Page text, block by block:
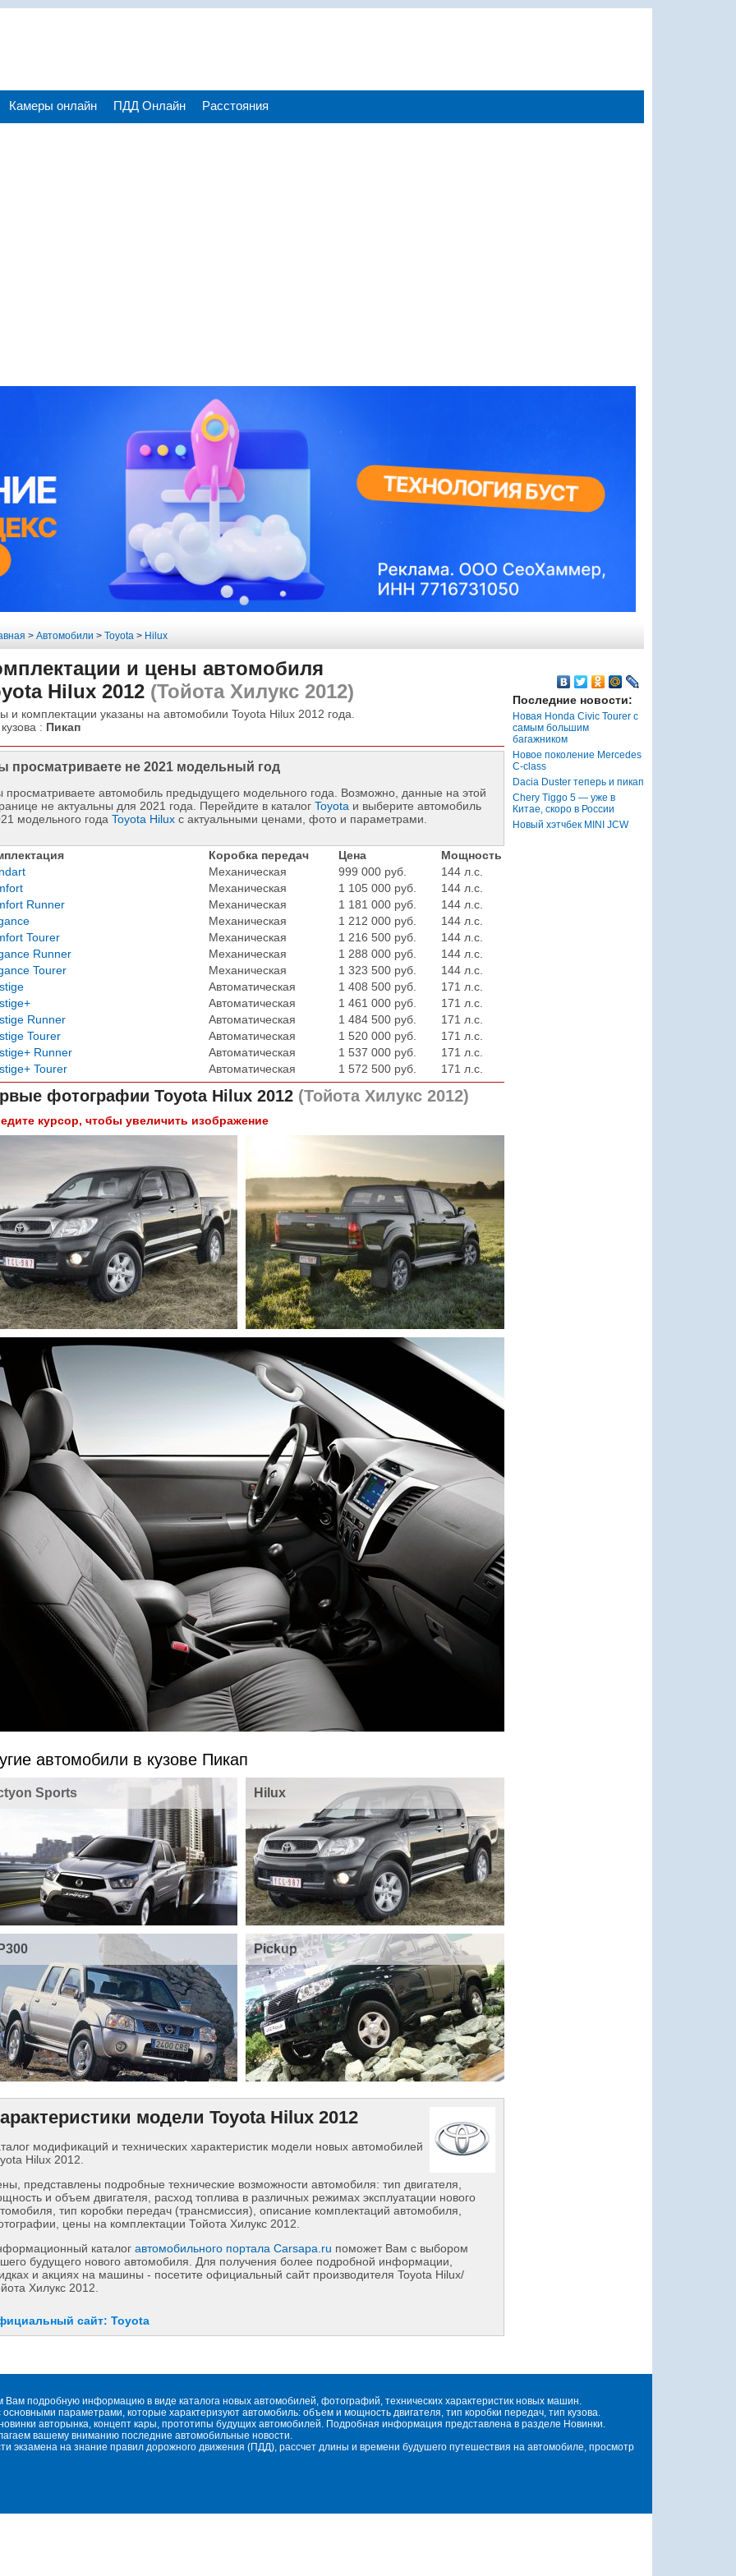
Камеры онлайн ПДД Онлайн Расстояния
> Автомобили > Toyota> Hilux
и цены автомобиля
Hilux 2012(Тойота Хилукс 2012)
и комплектации указаны на автомобили Toyota Hilux 2012 года.
: Пикап
просматриваете не 2021 модельный год
просматриваете автомобиль предыдущего модельного года. Возможно, данные на этой
не актуальны для 2021 года. Перейдите в каталог Toyota и выберите автомобиль
модельного года Toyota Hiluxс актуальными ценами, фото и параметрами.
Коробка передач Цена
Мощность
Механическая 999 000 руб.
144 л.с.
Механическая 1 105 000 руб.
144 л.с.
Runner
Механическая 1 181 000 руб.
144 л.с.
Механическая 1 212 000 руб.
144 л.с.
Tourer
Механическая 1 216 500 руб.
144 л.с.
Runner
Механическая 1 288 000 руб.
144 л.с.
Tourer
Механическая 1 323 500 руб.
144 л.с.
Автоматическая 1 408 500 руб.
171 л.с.
Автоматическая 1 461 000 руб.
171 л.с.
Runner
Автоматическая 1 484 500 руб.
171 л.с.
Tourer
Автоматическая 1 520 000 руб.
171 л.с.
Runner
Автоматическая 1 537 000 руб.
171 л.с.
Tourer
Автоматическая 1 572 500 руб. 171 л.с.
фотографии Toyota Hilux 2012(Тойота Хилукс 2012)
курсор, чтобы увеличить изображение
автомобили в кузове Пикап
Sports Hilux
Pickup
модели Toyota Hilux 2012
модификаций и технических характеристик модели новых автомобилей
Hilux 2012.
представлены подробные технические возможности автомобиля: тип двигателя,
и объем двигателя, расход топлива в различных режимах эксплуатации нового
тип коробки передач (трансмиссия), описание комплектаций автомобиля,
цены на комплектации Тойота Хилукс 2012.
каталог автомобильного портала Carsapa.ru поможет Вам с выбором
будущего нового автомобиля. Для получения более подробной информации,
и акциях на машины - посетите официальный сайт производителя Toyota Hilux/
Хилукс 2012.
сайт: Toyota
Последние новости:
Новая Honda Civic Tourer с
самым большим
багажником
Новое поколение Mercedes
C-class
Dacia Duster теперь и пикап
Chery Tiggo 5 — уже в
Китае, скоро в России
Новый хэтчбек MINI JCW
подробную информацию в виде каталога новых автомобилей, фотографий, технических характеристик новых машин.
параметрами, которые характеризуют автомобиль: объем и мощность двигателя, тип коробки передач, тип кузова.
авторынка, концепт кары, прототипы будущих автомобилей. Подробная информация представлена в разделе Новинки.
вашему вниманию последние автомобильные новости.
экзамена на знание правил дорожного движения (ПДД), рассчет длины и времени будушего путешествия на автомобиле, просмотр